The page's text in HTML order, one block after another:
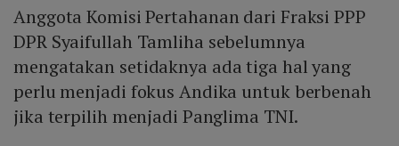
Anggota Komisi Pertahanan dari Fraksi PPP
DPR Syaifullah Tamliha sebelumnya
mengatakan setidaknya ada tiga hal yang
perlu menjadi fokus Andika untuk berbenah
jika terpilih menjadi Panglima TNI.